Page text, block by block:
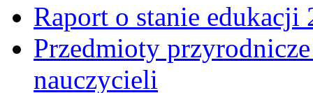
Raport o stanie edukacji
Przedmioty
nauczycieli